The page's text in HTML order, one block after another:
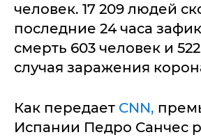
человек. 17 209 людей
последние 24 часа
смерть 603 человек и
случая заражения
Как передает CNN,
Испании Педро Санчес